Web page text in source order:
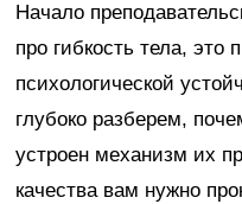
Начало
про гибкость тела, это
психологической
глубоко разберем,
устроен механизм их
качества вам нужно